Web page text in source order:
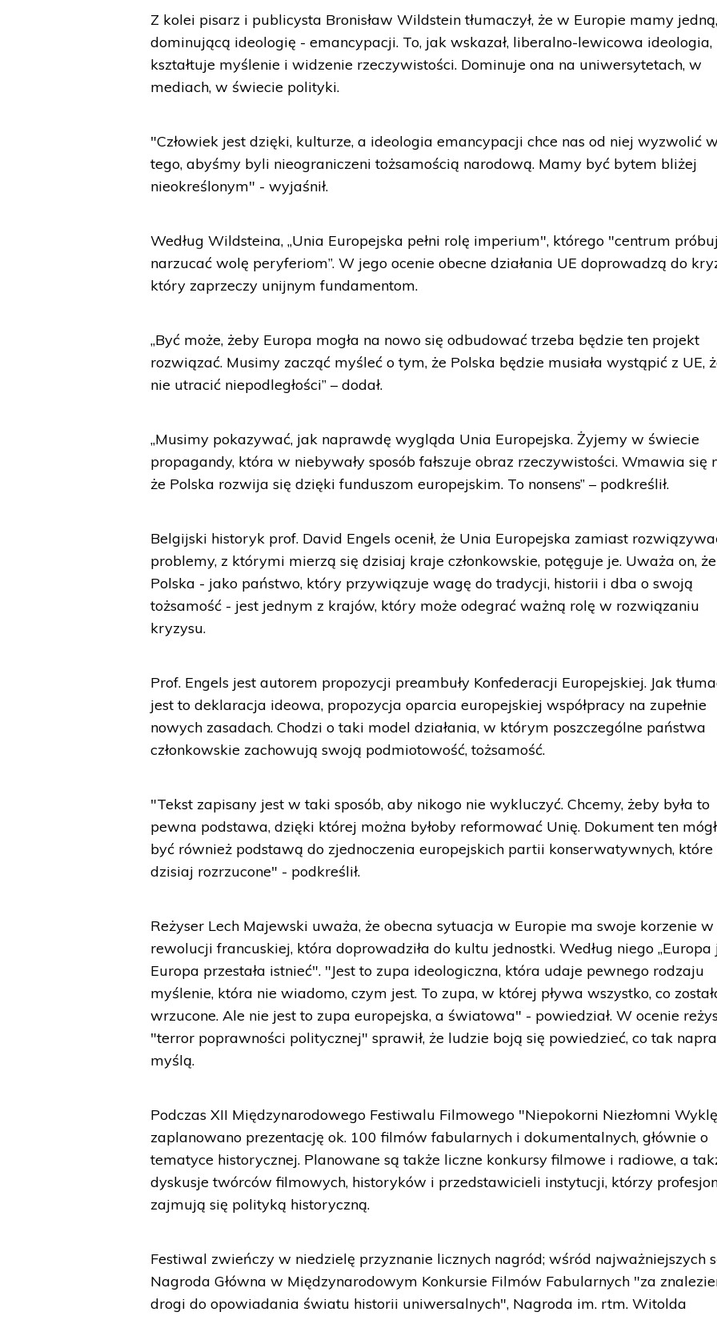
Z kolei pisarz i publicysta Bronisław Wildstein tłumaczył, że w Europie mamy jedną,
dominującą ideologię - emancypacji. To, jak wskazał, liberalno-lewicowa ideologia,
kształtuje myślenie i widzenie rzeczywistości. Dominuje ona na uniwersytetach, w
mediach, w świecie polityki.
"Człowiek jest dzięki, kulturze, a ideologia emancypacji chce nas od niej wyzwolić
tego, abyśmy byli nieograniczeni tożsamością narodową. Mamy być bytem bliżej
nieokreślonym" - wyjaśnił.
Według Wildsteina, „Unia Europejska pełni rolę imperium", którego "centrum
narzucać wolę peryferiom”. W jego ocenie obecne działania UE doprowadzą do
który zaprzeczy unijnym fundamentom.
„Być może, żeby Europa mogła na nowo się odbudować trzeba będzie ten projekt
rozwiązać. Musimy zacząć myśleć o tym, że Polska będzie musiała wystąpić z UE,
nie utracić niepodległości” – dodał.
„Musimy pokazywać, jak naprawdę wygląda Unia Europejska. Żyjemy w świecie
propagandy, która w niebywały sposób fałszuje obraz rzeczywistości. Wmawia się
że Polska rozwija się dzięki funduszom europejskim. To nonsens” – podkreślił.
Belgijski historyk prof. David Engels ocenił, że Unia Europejska zamiast
problemy, z którymi mierzą się dzisiaj kraje członkowskie, potęguje je. Uważa on, że
Polska - jako państwo, który przywiązuje wagę do tradycji, historii i dba o swoją
tożsamość - jest jednym z krajów, który może odegrać ważną rolę w rozwiązaniu
kryzysu.
Prof. Engels jest autorem propozycji preambuły Konfederacji Europejskiej. Jak
jest to deklaracja ideowa, propozycja oparcia europejskiej współpracy na zupełnie
nowych zasadach. Chodzi o taki model działania, w którym poszczególne państwa
członkowskie zachowują swoją podmiotowość, tożsamość.
"Tekst zapisany jest w taki sposób, aby nikogo nie wykluczyć. Chcemy, żeby była to
pewna podstawa, dzięki której można byłoby reformować Unię. Dokument ten
być również podstawą do zjednoczenia europejskich partii konserwatywnych, które
dzisiaj rozrzucone" - podkreślił.
Reżyser Lech Majewski uważa, że obecna sytuacja w Europie ma swoje korzenie w
rewolucji francuskiej, która doprowadziła do kultu jednostki. Według niego „Europa
Europa przestała istnieć". "Jest to zupa ideologiczna, która udaje pewnego rodzaju
myślenie, która nie wiadomo, czym jest. To zupa, w której pływa wszystko, co
wrzucone. Ale nie jest to zupa europejska, a światowa" - powiedział. W ocenie
"terror poprawności politycznej" sprawił, że ludzie boją się powiedzieć, co tak
myślą.
Podczas XII Międzynarodowego Festiwalu Filmowego "Niepokorni Niezłomni
zaplanowano prezentację ok. 100 filmów fabularnych i dokumentalnych, głównie o
tematyce historycznej. Planowane są także liczne konkursy filmowe i radiowe, a
dyskusje twórców filmowych, historyków i przedstawicieli instytucji, którzy
zajmują się polityką historyczną.
Festiwal zwieńczy w niedzielę przyznanie licznych nagród; wśród najważniejszych
Nagroda Główna w Międzynarodowym Konkursie Filmów Fabularnych "za
drogi do opowiadania światu historii uniwersalnych", Nagroda im. rtm. Witolda